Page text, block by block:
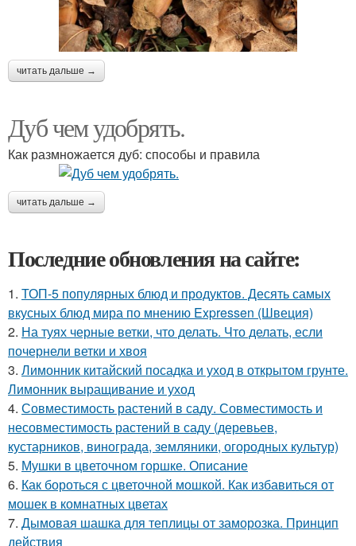
читать дальше →
Дуб чем удобрять.
Как размножается дуб: способы и правила
читать дальше →
Последние обновления на сайте:
1. ТОП-5 популярных блюд и продуктов. Десять самых
вкусных блюд мира по мнению Expressen (Швеция)
2. На туях черные ветки, что делать. Что делать, если
почернели ветки и хвоя
3. Лимонник китайский посадка и уход в открытом грунте.
Лимонник выращивание и уход
4. Совместимость растений в саду. Совместимость и
несовместимость растений в саду (деревьев,
кустарников, винограда, земляники, огородных культур)
5. Мушки в цветочном горшке. Описание
6. Как бороться с цветочной мошкой. Как избавиться от
мошек в комнатных цветах
7. Дымовая шашка для теплицы от заморозка. Принцип
действия